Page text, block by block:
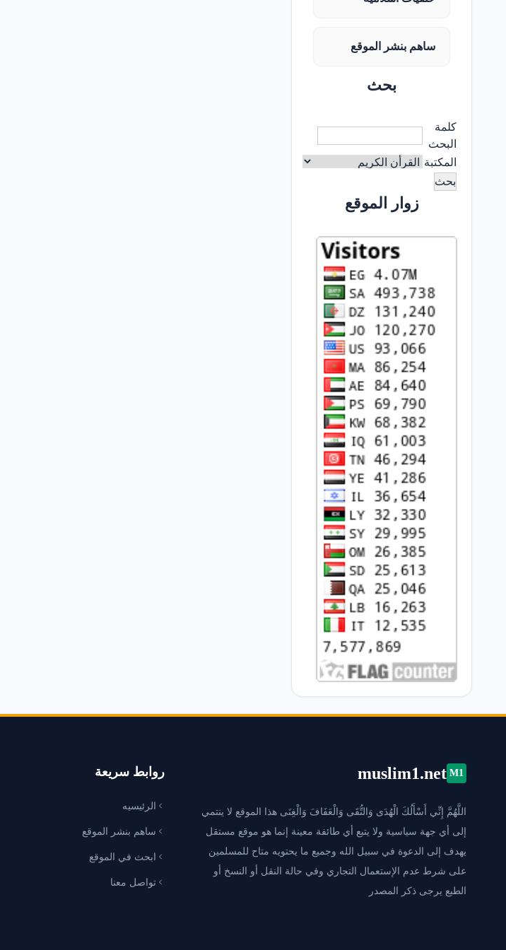
ساهم بنشر الموقع
بحث
كلمة
البحث
المكتبة
زوار الموقع
M1
muslim1.net
اللَّهُمَّ إِنِّي أَسْأَلُكَ الْهُدَى وَالتُّقَى وَالْعَفَافَ وَالْغِنَى هذا الموقع لا ينتمي
إلى أي جهة سياسية ولا يتبع أي طائفة معينة إنما هو موقع مستقل
يهدف إلى الدعوة في سبيل الله وجميع ما يحتويه متاح للمسلمين
على شرط عدم الإستعمال التجاري وفي حالة النقل أو النسخ أو
الطبع يرجى ذكر المصدر
روابط سريعة
الرئيسيه
ساهم بنشر الموقع
ابحث في الموقع
تواصل معنا